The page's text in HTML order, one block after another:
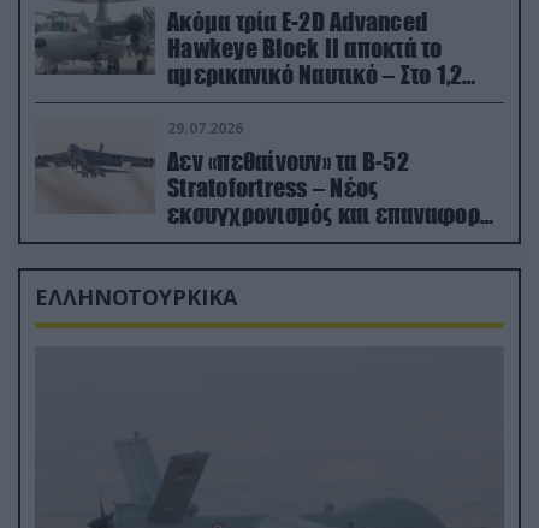
Ακόμα τρία E-2D Advanced
Hawkeye Block II αποκτά το
αμερικανικό Ναυτικό – Στο 1,2
δισ.δολάρια το κόστος
29.07.2026
Δεν «πεθαίνουν» τα Β-52
Stratofortress – Νέος
εκσυγχρονισμός και επαναφορά
από τα «νεκροταφεία»
ΕΛΛΗΝΟΤΟΥΡΚΙΚΑ